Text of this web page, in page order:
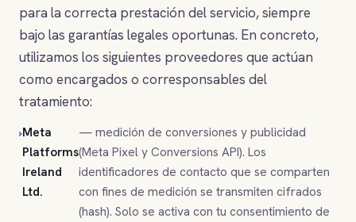
para la correcta prestación del servicio, siempre
bajo las garantías legales oportunas. En concreto,
utilizamos los siguientes proveedores que actúan
como encargados o corresponsables del
tratamiento:
Meta
Platforms
Ireland
Ltd.
— medición de conversiones y publicidad
(Meta Pixel y Conversions API). Los
identificadores de contacto que se comparten
con fines de medición se transmiten cifrados
(hash). Solo se activa con tu consentimiento de